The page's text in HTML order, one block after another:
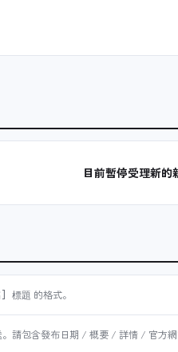
目前暫停受理新的
] 標題 的格式。
請包含發布日期 / 概要 / 詳情 / 官方網